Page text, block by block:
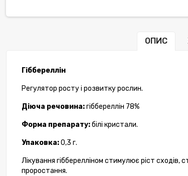
ОПИС
Гіббереллін
Регулятор росту і розвитку рослин.
Діюча речовина:гіббереллін 78%
Форма препарату:білі кристали.
Упаковка:0,3 г.
Лікування гібберелліном стимулює ріст сходів,
проростання.